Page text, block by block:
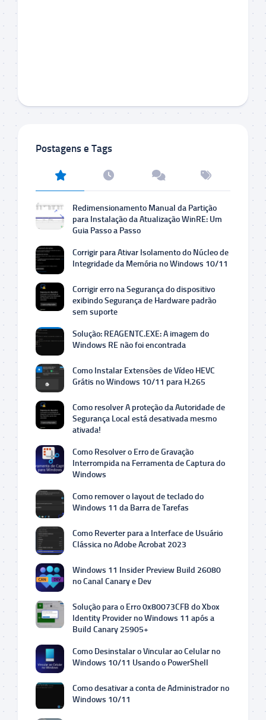
Postagens e Tags
Redimensionamento Manual da Partição
para Instalação da Atualização WinRE: Um
Guia Passo a Passo
Corrigir para Ativar Isolamento do Núcleo de
Integridade da Memória no Windows 10/11
Corrigir erro na Segurança do dispositivo
exibindo Segurança de Hardware padrão
sem suporte
Solução: REAGENTC.EXE: A imagem do
Windows RE não foi encontrada
Como Instalar Extensões de Vídeo HEVC
Grátis no Windows 10/11 para H.265
Como resolver A proteção da Autoridade de
Segurança Local está desativada mesmo
ativada!
Como Resolver o Erro de Gravação
Interrompida na Ferramenta de Captura do
Windows
Como remover o layout de teclado do
Windows 11 da Barra de Tarefas
Como Reverter para a Interface de Usuário
Clássica no Adobe Acrobat 2023
Windows 11 Insider Preview Build 26080
no Canal Canary e Dev
Solução para o Erro 0x80073CFB do Xbox
Identity Provider no Windows 11 após a
Build Canary 25905+
Como Desinstalar o Vincular ao Celular no
Windows 10/11 Usando o PowerShell
Como desativar a conta de Administrador no
Windows 10/11